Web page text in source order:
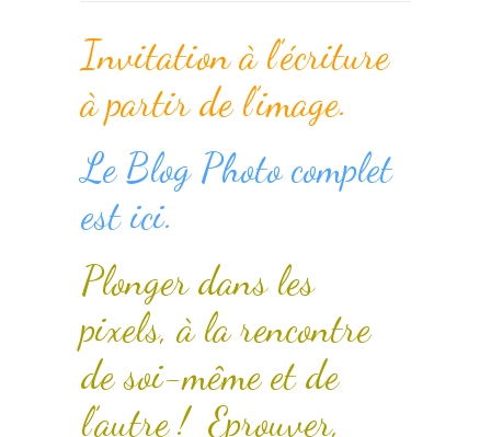
Invitation à l’écriture
à partir de l’image.
Le Blog Photo complet
est ici.
Plonger dans les
pixels, à la rencontre
de soi-même et de
l’autre ! Eprouver,